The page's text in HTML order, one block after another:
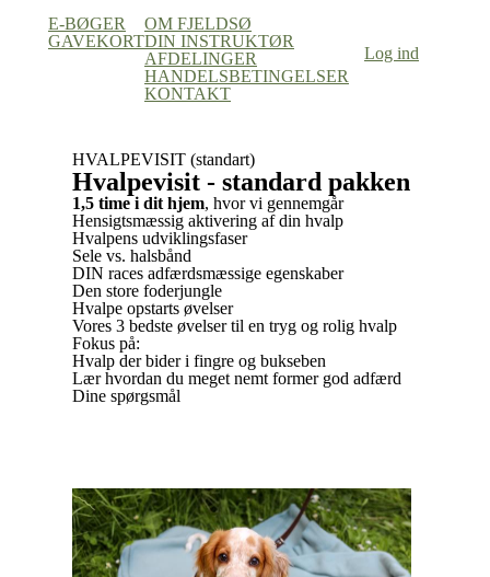
E-BØGER
GAVEKORT
OM FJELDSØ
DIN INSTRUKTØR
AFDELINGER
HANDELSBETINGELSER
KONTAKT
Log ind
HVALPEVISIT (standart)
Hvalpevisit - standard pakken
1,5 time i dit hjem, hvor vi gennemgår
Hensigtsmæssig aktivering af din hvalp
Hvalpens udviklingsfaser
Sele vs. halsbånd
DIN races adfærdsmæssige egenskaber
Den store foderjungle
Hvalpe opstarts øvelser
Vores 3 bedste øvelser til en tryg og rolig hvalp
Fokus på:
Hvalp der bider i fingre og bukseben
Lær hvordan du meget nemt former god adfærd
Dine spørgsmål